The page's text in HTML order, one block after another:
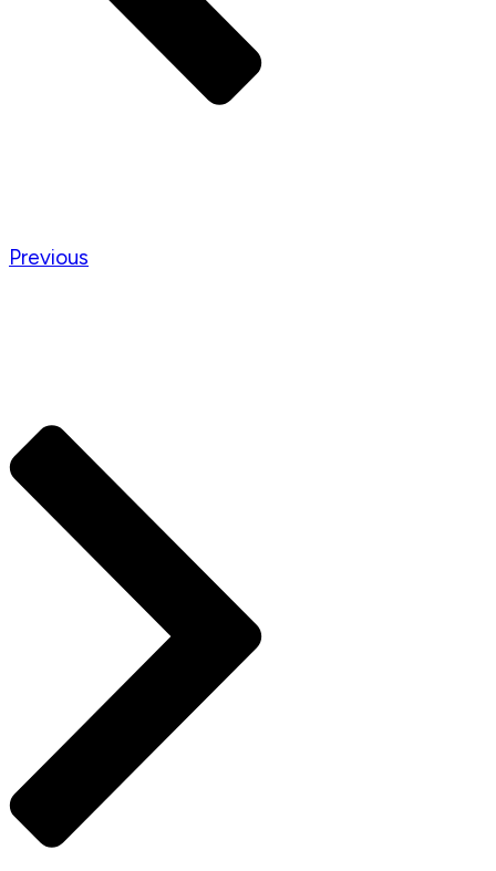
Previous